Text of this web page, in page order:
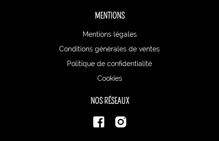
MENTIONS
Mentions légales
Conditions générales de ventes
Politique de confidentialité
Cookies
NOS RÉSEAUX